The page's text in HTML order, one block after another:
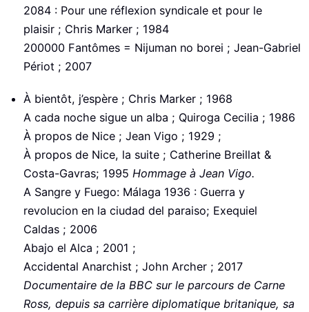
2084 : Pour une réflexion syndicale et pour le
plaisir ; Chris Marker ; 1984
200000 Fantômes = Nijuman no borei ; Jean-Gabriel
Périot ; 2007
À bientôt, j’espère ; Chris Marker ; 1968
A cada noche sigue un alba ; Quiroga Cecilia ; 1986
À propos de Nice ; Jean Vigo ; 1929 ;
À propos de Nice, la suite ; Catherine Breillat &
Costa-Gavras; 1995Hommage à Jean Vigo.
A Sangre y Fuego: Málaga 1936 : Guerra y
revolucion en la ciudad del paraiso; Exequiel
Caldas ; 2006
Abajo el Alca ; 2001 ;
Accidental Anarchist ; John Archer ; 2017
Documentaire de la BBC sur le parcours de Carne
Ross, depuis sa carrière diplomatique britanique, sa